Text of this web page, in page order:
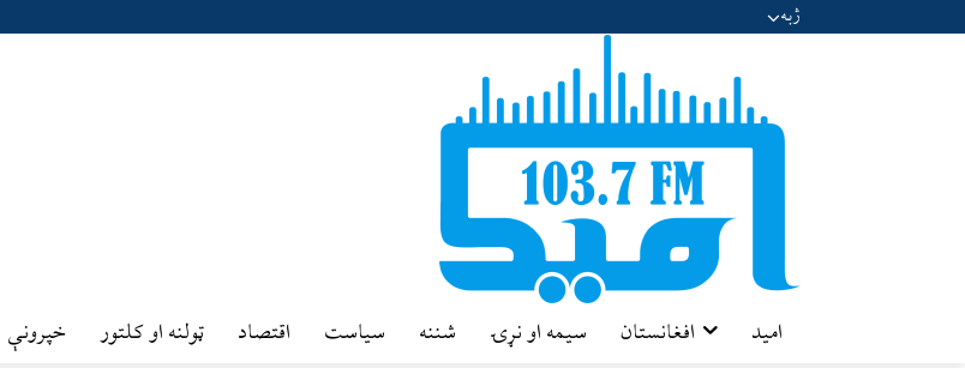
ژبه
امید افغانستان سیمه او نړۍ شننه سیاست اقتصاد ټولنه او کلتور خپرونې